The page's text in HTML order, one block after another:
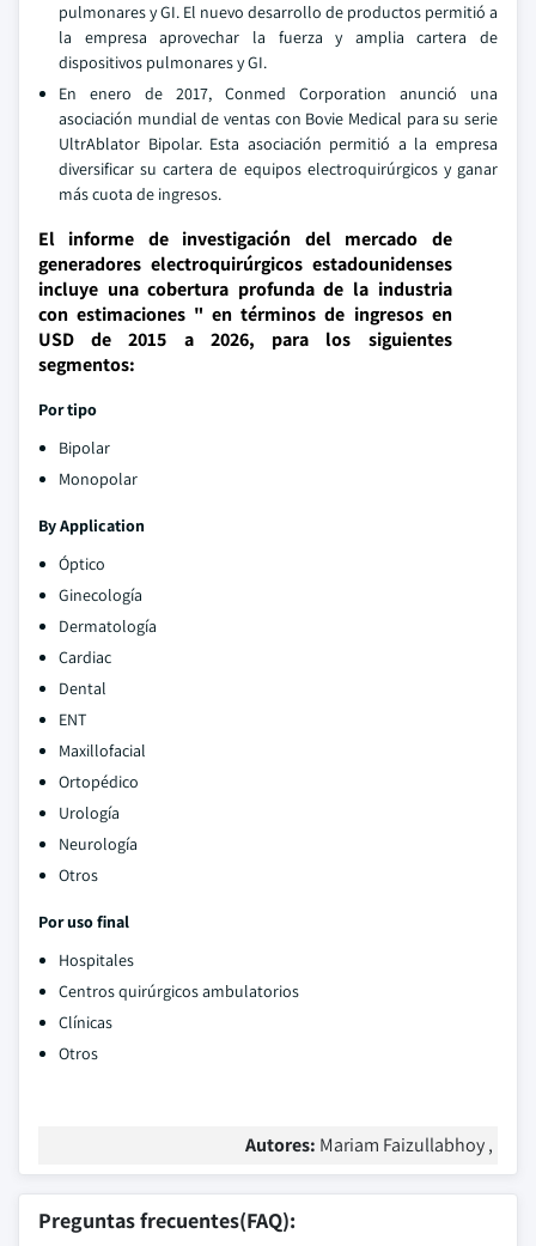
pulmonares y GI. El nuevo desarrollo de productos permitió a
la empresa aprovechar la fuerza y amplia cartera de
dispositivos pulmonares y GI.
En enero de 2017, Conmed Corporation anunció una
asociación mundial de ventas con Bovie Medical para su serie
UltrAblator Bipolar. Esta asociación permitió a la empresa
diversificar su cartera de equipos electroquirúrgicos y ganar
más cuota de ingresos.
El informe de investigación del mercado de
generadores electroquirúrgicos estadounidenses
incluye una cobertura profunda de la industria
con estimaciones " en términos de ingresos en
USD de 2015 a 2026, para los siguientes
segmentos:
Por tipo
Bipolar
Monopolar
By Application
Óptico
Ginecología
Dermatología
Cardiac
Dental
ENT
Maxillofacial
Ortopédico
Urología
Neurología
Otros
Por uso final
Hospitales
Centros quirúrgicos ambulatorios
Clínicas
Otros
Autores: Mariam Faizullabhoy ,
Preguntas frecuentes(FAQ):